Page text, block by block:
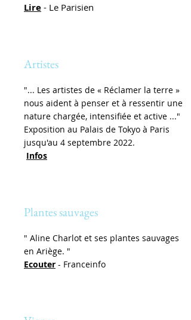
Lire - Le Parisien
Artistes
"... Les artistes de « Réclamer la terre »
nous aident à penser et à ressentir une
nature chargée, intensifiée et active ..."
Exposition au Palais de Tokyo à Paris
jusqu'au 4 septembre 2022.
Infos
Plantes sauvages
" Aline Charlot et ses plantes sauvages
en Ariège. "
Ecouter - Franceinfo